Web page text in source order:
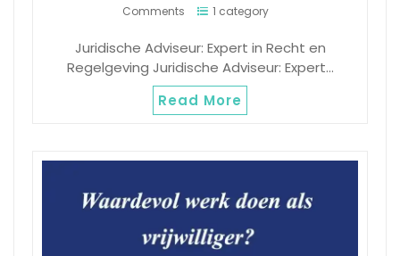
Comments
1 category
Juridische Adviseur: Expert in Recht en
Regelgeving Juridische Adviseur: Expert…
Read More